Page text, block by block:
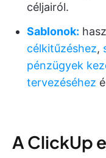
céljairól.
Sablonok:
célkitűzéshez,
pénzügyek
tervezéséhez
A ClickUp